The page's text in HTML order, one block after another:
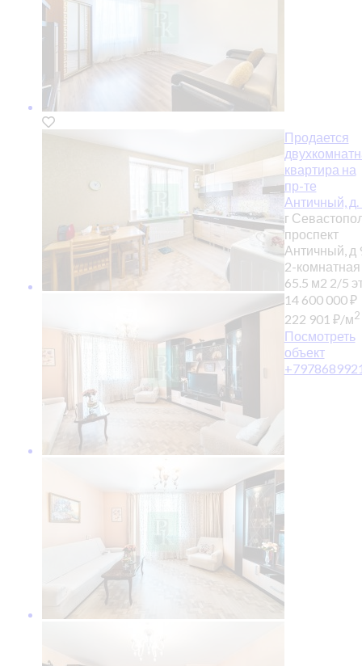
Продается
квартира на
пр-те
Античный, д.
г
проспект
Античный, д
2-комнатная
65.5 м2 2/5
14 600 000₽
222 901 ₽/м2
Посмотреть
объект